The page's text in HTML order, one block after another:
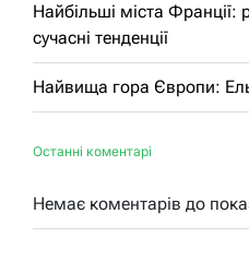
Найбільші міста Франції:
сучасні тенденції
Найвища гора Європи:
Останні коментарі
Немає коментарів до